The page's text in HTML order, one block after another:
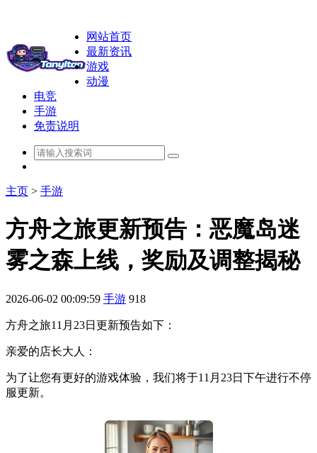
网站首页
最新资讯
游戏
动漫
电竞
手游
免责说明
主页 > 手游
方舟之旅更新预告：恶魔岛迷
雾之森上线，奖励及调整揭秘
2026-06-02 00:09:59 手游 918
方舟之旅11月23日更新预告如下：
亲爱的店长大人：
为了让您有更好的游戏体验，我们将于11月23日下午进行不停
服更新。